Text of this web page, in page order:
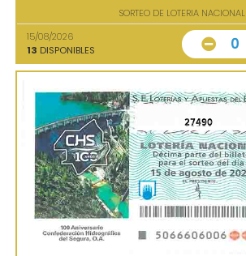
SORTEO DE LOTERIA NACIONAL
15/08/2026
13 DISPONIBLES 0
27490